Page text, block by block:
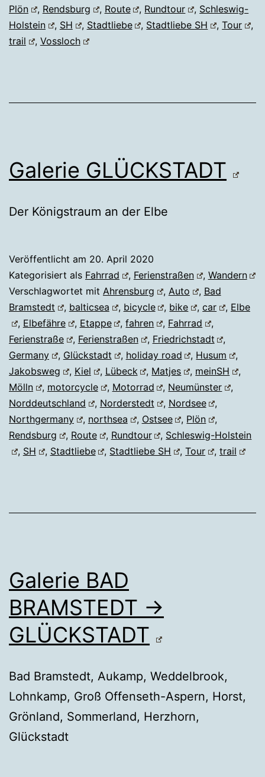
Plön
, Rendsburg , Route , Rundtour , Schleswig-
Holstein
, SH , Stadtliebe , Stadtliebe SH ,Tour
,
trail
, Vossloch
Galerie GLÜCKSTADT
Der Königstraum an der Elbe
Veröffentlicht am 20. April 2020
Kategorisiert als Fahrrad , Ferienstraßen , Wandern
Verschlagwortet mit Ahrensburg , Auto , Bad
Bramstedt
, balticsea , bicycle , bike ,car , Elbe
, Elbefähre , Etappe ,fahren , Fahrrad
,
Ferienstraße
, Ferienstraßen , Friedrichstadt
,
Germany
, Glückstadt , holiday road , Husum
,
Jakobsweg
, Kiel , Lübeck , Matjes , meinSH
,
Mölln
, motorcycle , Motorrad , Neumünster
,
Norddeutschland
, Norderstedt , Nordsee
,
Northgermany
, northsea , Ostsee , Plön
,
Rendsburg
, Route , Rundtour , Schleswig-Holstein
, SH , Stadtliebe , Stadtliebe SH ,Tour , trail
Galerie BAD
BRAMSTEDT →
GLÜCKSTADT
Bad Bramstedt, Aukamp, Weddelbrook,
Lohnkamp, Groß Offenseth-Aspern, Horst,
Grönland, Sommerland, Herzhorn,
Glückstadt